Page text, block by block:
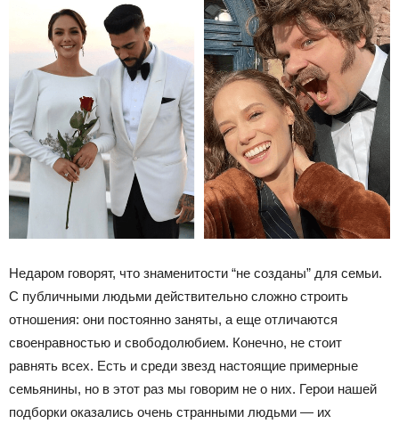
Недаром говорят, что знаменитости “не созданы” для семьи.
С публичными людьми действительно сложно строить
отношения: они постоянно заняты, а еще отличаются
своенравностью и свободолюбием. Конечно, не стоит
равнять всех. Есть и среди звезд настоящие примерные
семьянины, но в этот раз мы говорим не о них. Герои нашей
подборки оказались очень странными людьми — их